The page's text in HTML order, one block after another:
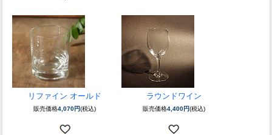
リファイン オールド
販売価格4,070円(税込)
ラウンドワイン
販売価格4,400円(税込)